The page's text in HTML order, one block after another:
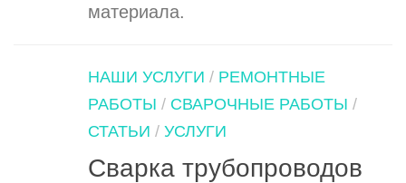
материала.
НАШИ УСЛУГИ / РЕМОНТНЫЕ
РАБОТЫ / СВАРОЧНЫЕ РАБОТЫ /
СТАТЬИ / УСЛУГИ
Сварка трубопроводов